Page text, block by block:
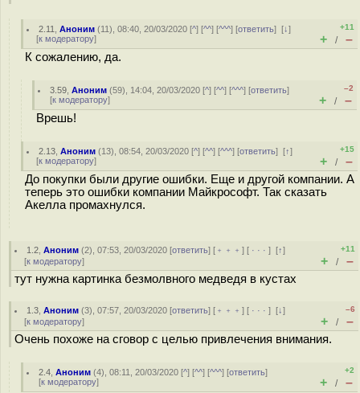
2.11 ,Аноним (11), 08:40, 20/03/2020 [^] [^^] [^^^] [ответить][↓]
[к модератору]
+11
+ / –
К сожалению, да.
3.59 ,Аноним (59), 14:04, 20/03/2020 [^] [^^] [^^^] [ответить]
[к модератору]
–2
+ / –
Врешь!
2.13 ,Аноним (13), 08:54, 20/03/2020 [^] [^^] [^^^] [ответить][↑]
[к модератору]
+15
+ / –
До покупки были другие ошибки. Еще и другой компании. А
теперь это ошибки компании Майкрософт. Так сказать
Акелла промахнулся.
1.2 ,Аноним (2), 07:53, 20/03/2020 [ответить] [ ﹢﹢﹢] [ · · ·][↑]
[к модератору]
+11
+ / –
тут нужна картинка безмолвного медведя в кустах
1.3 ,Аноним (3), 07:57, 20/03/2020 [ответить] [ ﹢﹢﹢] [ · · ·][↓]
[к модератору]
–6
+ / –
Очень похоже на сговор с целью привлечения внимания.
2.4 ,Аноним (4), 08:11, 20/03/2020 [^] [^^] [^^^] [ответить]
[к модератору]
+2
+ / –